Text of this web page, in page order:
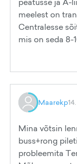
meelest on
Centralesse
mis on seda 8-
Maarekp
Mina võtsin
buss+rong
probleemita